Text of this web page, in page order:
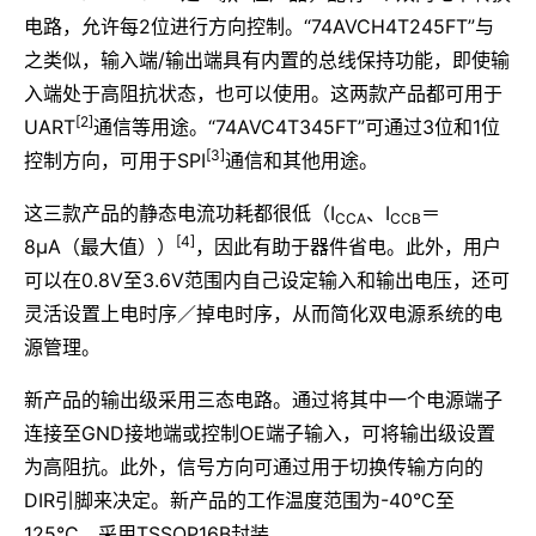
电路，允许每2位进行方向控制。“74AVCH4T245FT”与
之类似，输入端/输出端具有内置的总线保持功能，即使输
入端处于高阻抗状态，也可以使用。这两款产品都可用于
UART[2]通信等用途。“74AVC4T345FT”可通过3位和1位
控制方向，可用于SPI[3]通信和其他用途。
这三款产品的静态电流功耗都很低（ICCA、ICCB ＝
8μA（最大值））
[4] ，因此有助于器件省电。此外，用户
可以在0.8V至3.6V范围内自己设定输入和输出电压，还可
灵活设置上电时序／掉电时序，从而简化双电源系统的电
源管理。
新产品的输出级采用三态电路。通过将其中一个电源端子
连接至GND接地端或控制OE端子输入，可将输出级设置
为高阻抗。此外，信号方向可通过用于切换传输方向的
DIR引脚来决定。新产品的工作温度范围为-40°C至